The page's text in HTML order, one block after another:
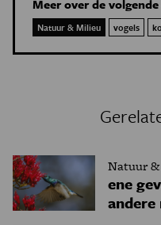
Meer over de
Natuur & Milieu vogels
Natuur
ene
andere